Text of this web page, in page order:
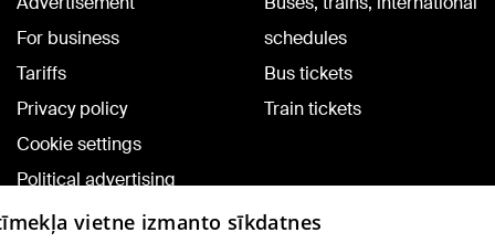
For business
Tariffs
Privacy policy
Cookie settings
Political advertising
Cookie policy
schedules
Bus tickets
Train tickets
vietne izmanto sīkdatnes